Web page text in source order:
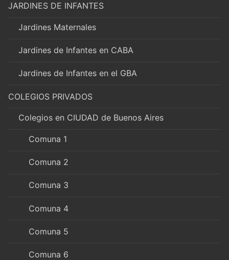
JARDINES DE INFANTES
Jardines Maternales
Jardines de Infantes en CABA
Jardines de Infantes en el GBA
COLEGIOS PRIVADOS
Colegios en CIUDAD de Buenos Aires
Comuna 1
Comuna 2
Comuna 3
Comuna 4
Comuna 5
Comuna 6